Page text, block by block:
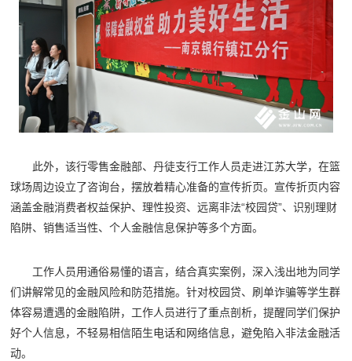
此外，该行零售金融部、丹徒支行工作人员走进江苏大学，在篮
球场周边设立了咨询台，摆放着精心准备的宣传折页。宣传折页内容
涵盖金融消费者权益保护、理性投资、远离非法“校园贷”、识别理财
陷阱、销售适当性、个人金融信息保护等多个方面。
工作人员用通俗易懂的语言，结合真实案例，深入浅出地为同学
们讲解常见的金融风险和防范措施。针对校园贷、刷单诈骗等学生群
体容易遭遇的金融陷阱，工作人员进行了重点剖析，提醒同学们保护
好个人信息，不轻易相信陌生电话和网络信息，避免陷入非法金融活
动。